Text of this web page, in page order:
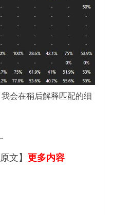
会在稍后解释匹配的细
文】 更多内容